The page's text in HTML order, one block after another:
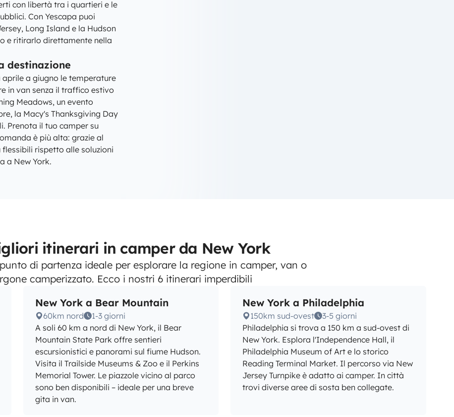
con libertà tra i quartieri e le
Con Yescapa puoi
Long Island e la Hudson
e ritirarlo direttamente nella
destinazione
a giugno le temperature
in van senza il traffico estivo
Meadows, un evento
la Macy's Thanksgiving Day
Prenota il tuo camper su
è più alta: grazie al
rispetto alle soluzioni
a New York.
itinerari in camper da New York
di partenza ideale per esplorare la regione in camper, van o
camperizzato. Ecco i nostri 6 itinerari imperdibili
New York a Bear Mountain
60km nord
1-3 giorni
A soli 60 km a nord di New York, il Bear
Mountain State Park offre sentieri
escursionistici e panorami sul fiume Hudson.
Visita il Trailside Museums & Zoo e il Perkins
Memorial Tower. Le piazzole vicino al parco
sono ben disponibili – ideale per una breve
gita in van.
New York a Philadelphia
150km sud-ovest
3-5 giorni
Philadelphia si trova a 150 km a sud-ovest di
New York. Esplora l'Independence Hall, il
Philadelphia Museum of Art e lo storico
Reading Terminal Market. Il percorso via New
Jersey Turnpike è adatto ai camper. In città
trovi diverse aree di sosta ben collegate.